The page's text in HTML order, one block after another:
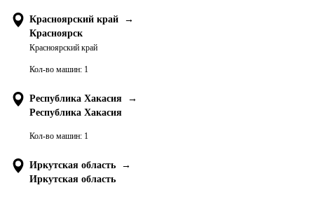
Красноярский край
→
Красноярск
Красноярский край
Кол-во машин: 1
Республика Хакасия
→
Республика Хакасия
Кол-во машин: 1
Иркутская область
→
Иркутская область